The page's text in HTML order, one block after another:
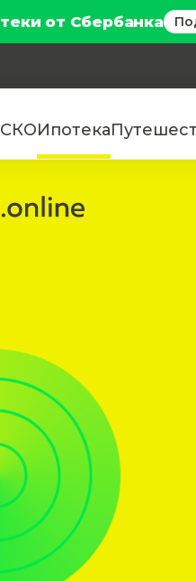
от Сбербанка
Ипотека